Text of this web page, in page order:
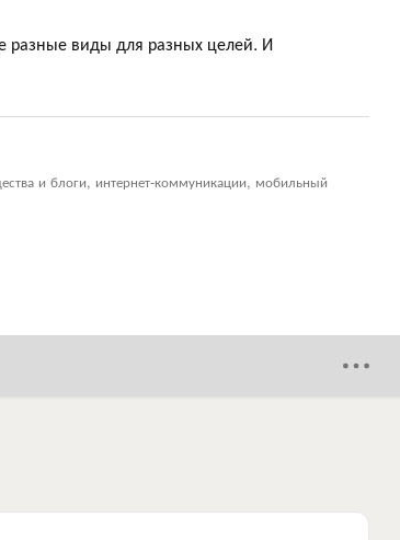
разные виды для разных целей. И
и блоги, интернет-коммуникации, мобильный